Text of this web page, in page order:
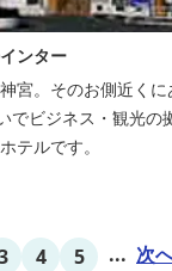
ンター
宮。そのお側近く
でビジネス・観光の
テルです。
4 5 ... 次